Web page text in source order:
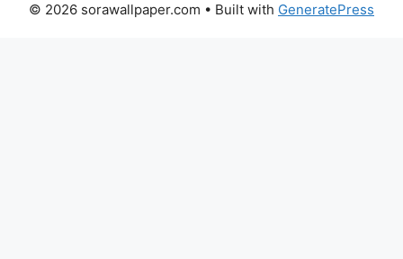
© 2026 sorawallpaper.com • Built with GeneratePress